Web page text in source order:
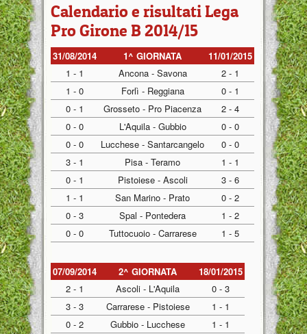
Calendario e risultati Lega
Pro Girone B 2014/15
31/08/2014 1^ GIORNATA
11/01/2015
1 - 1
Ancona - Savona
2 - 1
1 - 0
Forlì - Reggiana
0 - 1
0 - 1
Grosseto - Pro Piacenza
2 - 4
0 - 0
L'Aquila - Gubbio
0 - 0
0 - 0
Lucchese - Santarcangelo
0 - 0
3 - 1
Pisa - Teramo
1 - 1
0 - 1
Pistoiese - Ascoli
3 - 6
1 - 1
San Marino - Prato
0 - 2
0 - 3
Spal - Pontedera
1 - 2
0 - 0
Tuttocuoio - Carrarese 1 - 5
07/09/2014 2^ GIORNATA
18/01/2015
2 - 1
Ascoli - L'Aquila
0 - 3
3 - 3
Carrarese - Pistoiese
1 - 1
0 - 2
Gubbio - Lucchese
1 - 1